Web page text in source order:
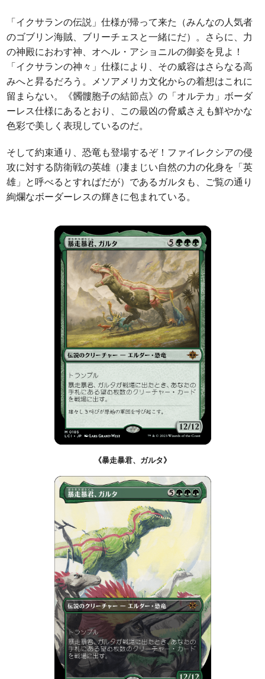
「イクサランの伝説」仕様が帰って来た（みんなの人気者
のゴブリン海賊、ブリーチェスと一緒にだ）。さらに、力
の神殿におわす神、オヘル・アショニルの御姿を見よ！
「イクサランの神々」仕様により、その威容はさらなる高
みへと昇るだろう。メソアメリカ文化からの着想はこれに
留まらない。《髑髏胞子の結節点》の「オルテカ」ボーダ
ーレス仕様にあるとおり、この最凶の脅威さえも鮮やかな
色彩で美しく表現しているのだ。
そして約束通り、恐竜も登場するぞ！ファイレクシアの侵
攻に対する防衛戦の英雄（凄まじい自然の力の化身を「英
雄」と呼べるとすればだが）であるガルタも、ご覧の通り
絢爛なボーダーレスの輝きに包まれている。
《暴走暴君、ガルタ》